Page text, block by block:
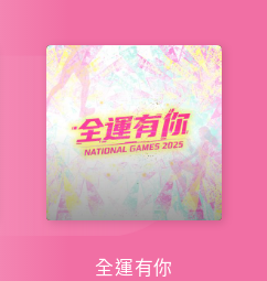
全運有你